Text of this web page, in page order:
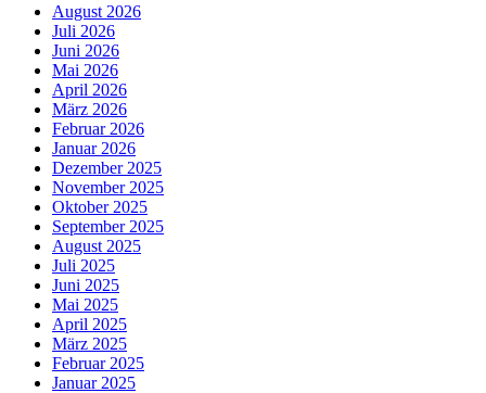
August 2026
Juli 2026
Juni 2026
Mai 2026
April 2026
März 2026
Februar 2026
Januar 2026
Dezember 2025
November 2025
Oktober 2025
September 2025
August 2025
Juli 2025
Juni 2025
Mai 2025
April 2025
März 2025
Februar 2025
Januar 2025